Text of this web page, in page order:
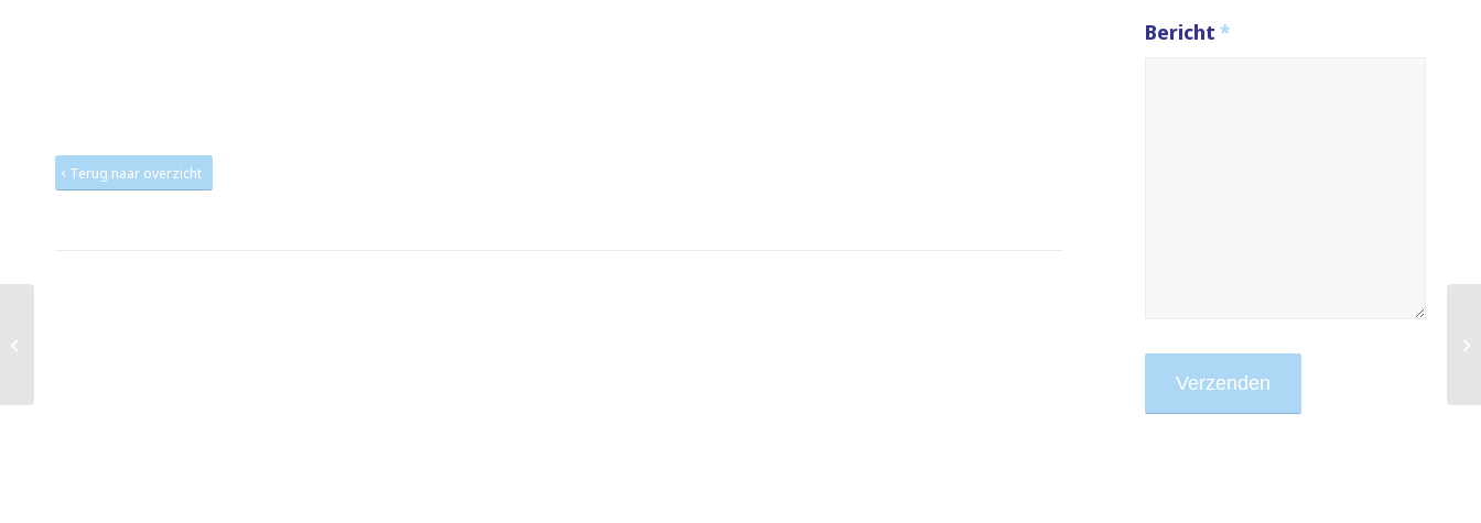
Terug naar overzicht
Bericht *